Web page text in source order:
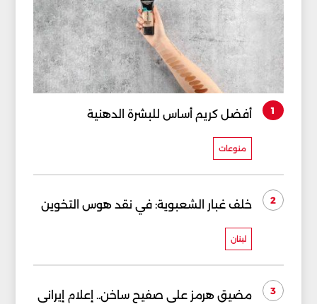
1 أفضل كريم أساس للبشرة الدهنية
منوعات
2 خلف غبار الشعبوية: في نقد هوس التخوين
لبنان
3
مضيق هرمز على صفيح ساخن.. إعلام إيراني